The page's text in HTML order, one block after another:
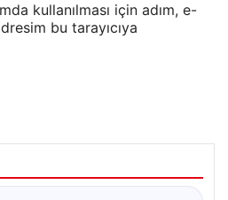
kullanılması için adım, e-
bu tarayıcıya